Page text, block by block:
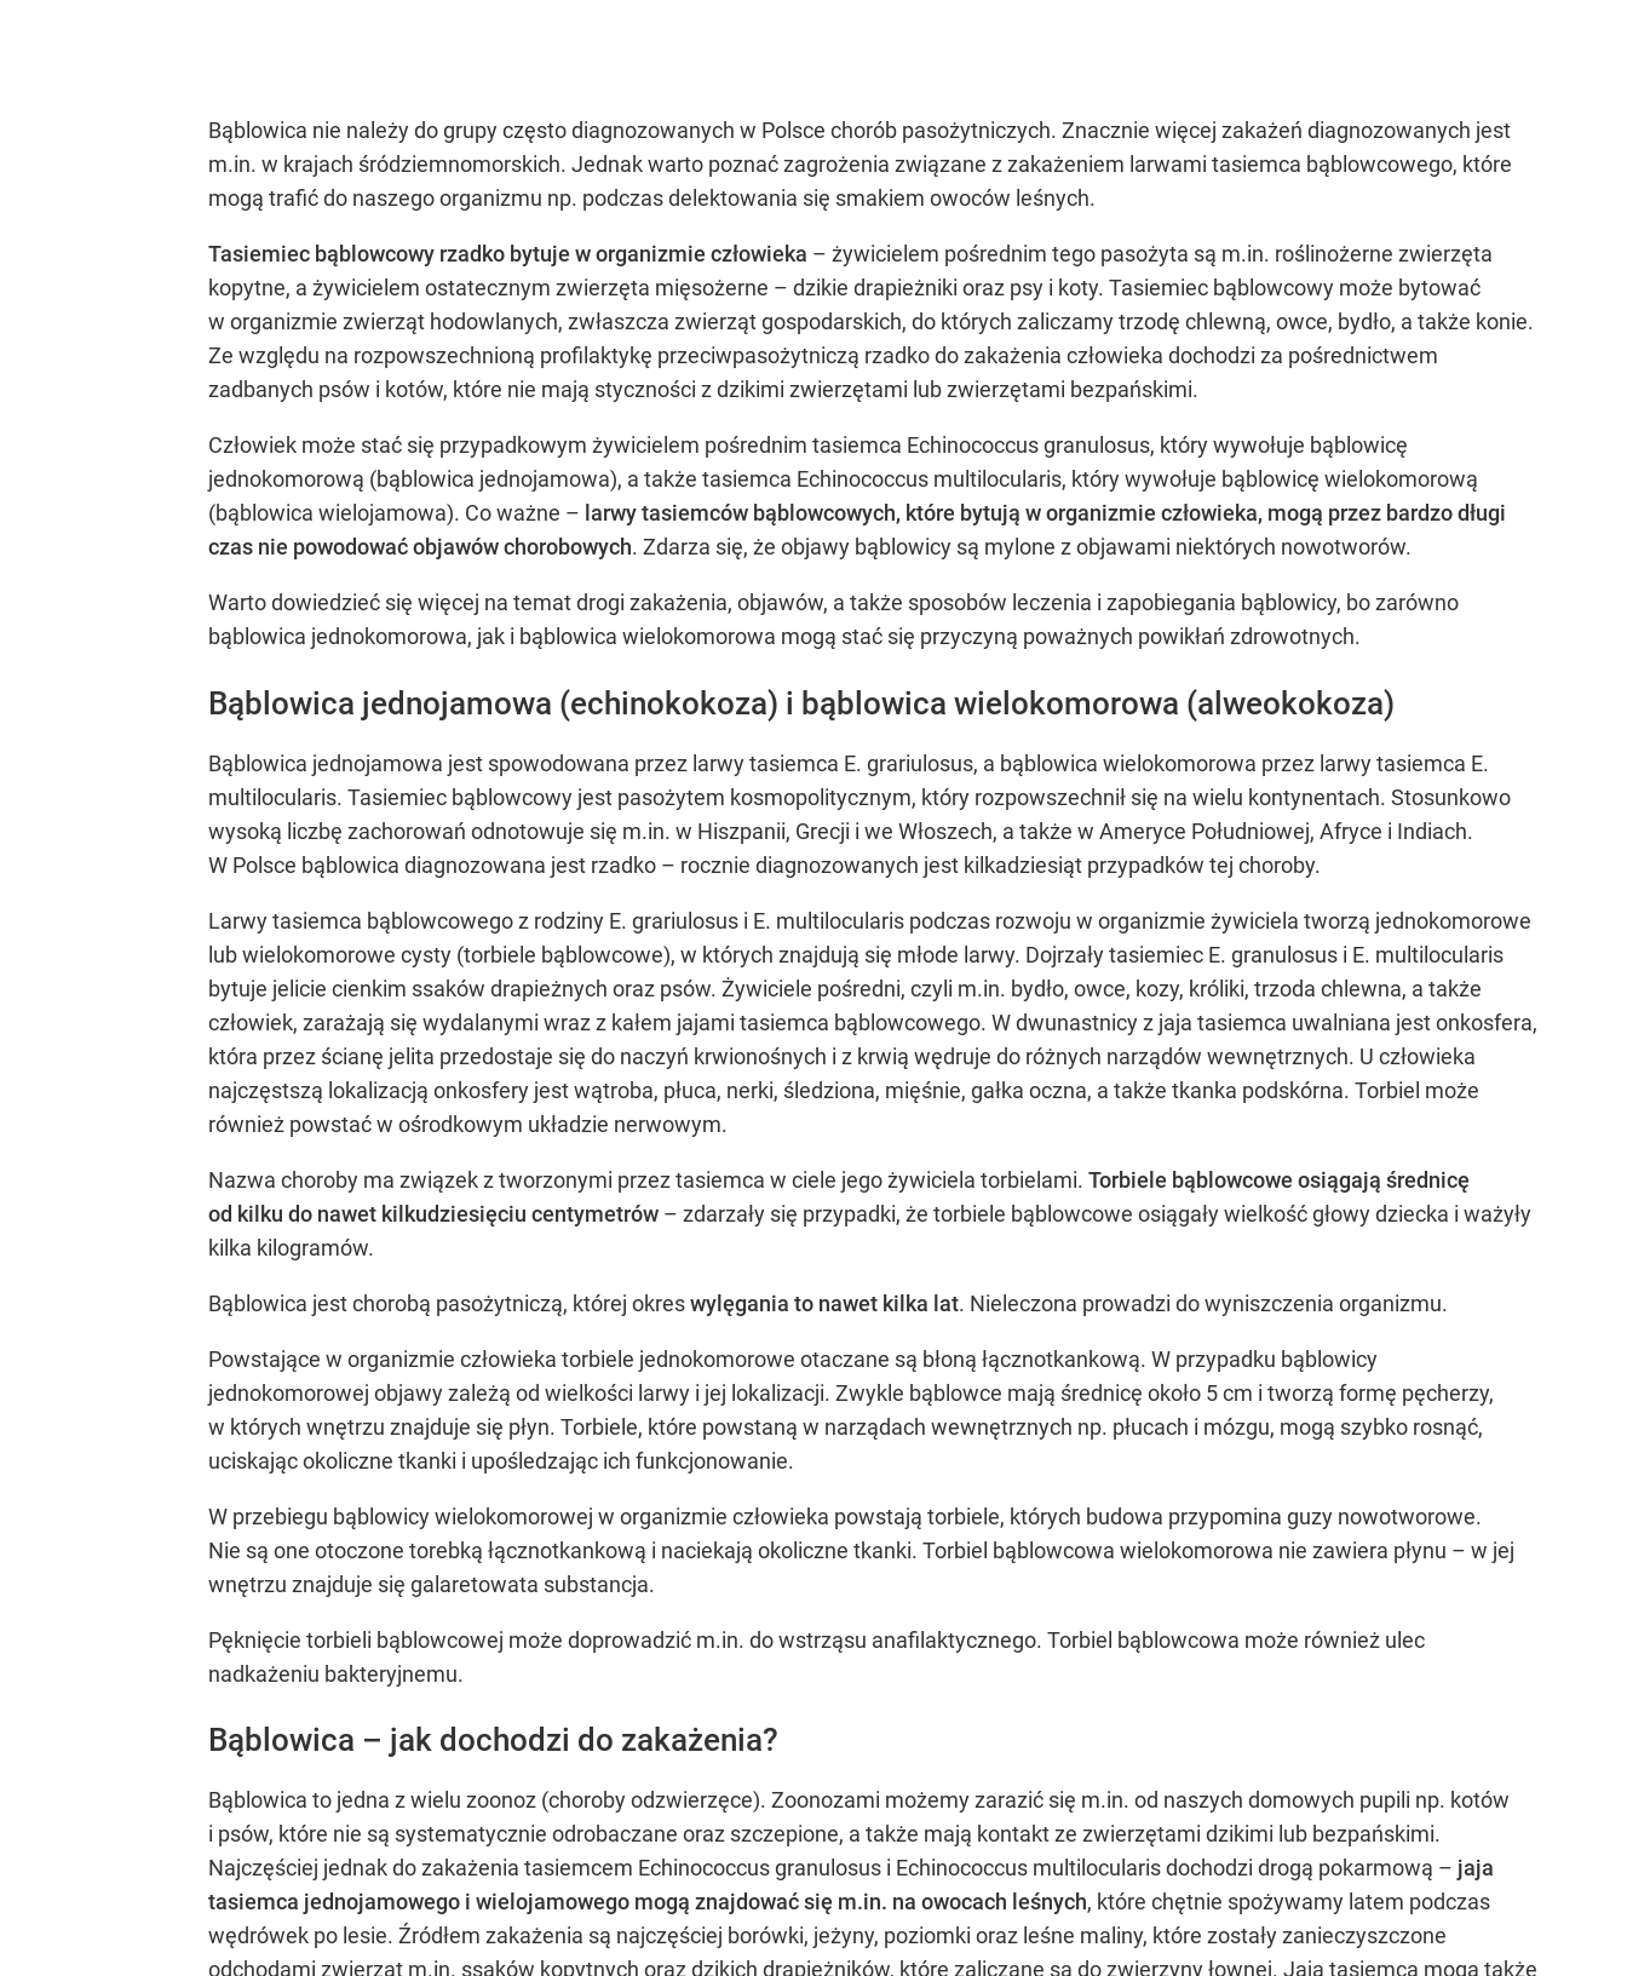
Bąblowica nie należy do grupy często diagnozowanych w Polsce chorób pasożytniczych. Znacznie więcej zakażeń diagnozowanych jest
m.in. w krajach śródziemnomorskich. Jednak warto poznać zagrożenia związane z zakażeniem larwami tasiemca bąblowcowego, które
mogą trafić do naszego organizmu np. podczas delektowania się smakiem owoców leśnych.
Tasiemiec bąblowcowy rzadko bytuje w organizmie człowieka – żywicielem pośrednim tego pasożyta są m.in. roślinożerne zwierzęta
kopytne, a żywicielem ostatecznym zwierzęta mięsożerne – dzikie drapieżniki oraz psy i koty. Tasiemiec bąblowcowy może bytować
w organizmie zwierząt hodowlanych, zwłaszcza zwierząt gospodarskich, do których zaliczamy trzodę chlewną, owce, bydło, a także konie.
Ze względu na rozpowszechnioną profilaktykę przeciwpasożytniczą rzadko do zakażenia człowieka dochodzi za pośrednictwem
zadbanych psów i kotów, które nie mają styczności z dzikimi zwierzętami lub zwierzętami bezpańskimi.
Człowiek może stać się przypadkowym żywicielem pośrednim tasiemca Echinococcus granulosus, który wywołuje bąblowicę
jednokomorową (bąblowica jednojamowa), a także tasiemca Echinococcus multilocularis, który wywołuje bąblowicę wielokomorową
(bąblowica wielojamowa). Co ważne – larwy tasiemców bąblowcowych, które bytują w organizmie człowieka, mogą przez bardzo długi
czas nie powodować objawów chorobowych. Zdarza się, że objawy bąblowicy są mylone z objawami niektórych nowotworów.
Warto dowiedzieć się więcej na temat drogi zakażenia, objawów, a także sposobów leczenia i zapobiegania bąblowicy, bo zarówno
bąblowica jednokomorowa, jak i bąblowica wielokomorowa mogą stać się przyczyną poważnych powikłań zdrowotnych.
Bąblowica jednojamowa (echinokokoza) i bąblowica wielokomorowa (alweokokoza)
Bąblowica jednojamowa jest spowodowana przez larwy tasiemca E. grariulosus, a bąblowica wielokomorowa przez larwy tasiemca E.
multilocularis. Tasiemiec bąblowcowy jest pasożytem kosmopolitycznym, który rozpowszechnił się na wielu kontynentach. Stosunkowo
wysoką liczbę zachorowań odnotowuje się m.in. w Hiszpanii, Grecji i we Włoszech, a także w Ameryce Południowej, Afryce i Indiach.
W Polsce bąblowica diagnozowana jest rzadko – rocznie diagnozowanych jest kilkadziesiąt przypadków tej choroby.
Larwy tasiemca bąblowcowego z rodziny E. grariulosus i E. multilocularis podczas rozwoju w organizmie żywiciela tworzą jednokomorowe
lub wielokomorowe cysty (torbiele bąblowcowe), w których znajdują się młode larwy. Dojrzały tasiemiec E. granulosus i E. multilocularis
bytuje jelicie cienkim ssaków drapieżnych oraz psów. Żywiciele pośredni, czyli m.in. bydło, owce, kozy, króliki, trzoda chlewna, a także
człowiek, zarażają się wydalanymi wraz z kałem jajami tasiemca bąblowcowego. W dwunastnicy z jaja tasiemca uwalniana jest onkosfera,
która przez ścianę jelita przedostaje się do naczyń krwionośnych i z krwią wędruje do różnych narządów wewnętrznych. U człowieka
najczęstszą lokalizacją onkosfery jest wątroba, płuca, nerki, śledziona, mięśnie, gałka oczna, a także tkanka podskórna. Torbiel może
również powstać w ośrodkowym układzie nerwowym.
Nazwa choroby ma związek z tworzonymi przez tasiemca w ciele jego żywiciela torbielami. Torbiele bąblowcowe osiągają średnicę
od kilku do nawet kilkudziesięciu centymetrów – zdarzały się przypadki, że torbiele bąblowcowe osiągały wielkość głowy dziecka i ważyły
kilka kilogramów.
Bąblowica jest chorobą pasożytniczą, której okreswylęgania to nawet kilka lat. Nieleczona prowadzi do wyniszczenia organizmu.
Powstające w organizmie człowieka torbiele jednokomorowe otaczane są błoną łącznotkankową. W przypadku bąblowicy
jednokomorowej objawy zależą od wielkości larwy i jej lokalizacji. Zwykle bąblowce mają średnicę około 5 cm i tworzą formę pęcherzy,
w których wnętrzu znajduje się płyn. Torbiele, które powstaną w narządach wewnętrznych np. płucach i mózgu, mogą szybko rosnąć,
uciskając okoliczne tkanki i upośledzając ich funkcjonowanie.
W przebiegu bąblowicy wielokomorowej w organizmie człowieka powstają torbiele, których budowa przypomina guzy nowotworowe.
Nie są one otoczone torebką łącznotkankową i naciekają okoliczne tkanki. Torbiel bąblowcowa wielokomorowa nie zawiera płynu – w jej
wnętrzu znajduje się galaretowata substancja.
Pęknięcie torbieli bąblowcowej może doprowadzić m.in. do wstrząsu anafilaktycznego. Torbiel bąblowcowa może również ulec
nadkażeniu bakteryjnemu.
Bąblowica – jak dochodzi do zakażenia?
Bąblowica to jedna z wielu zoonoz (choroby odzwierzęce). Zoonozami możemy zarazić się m.in. od naszych domowych pupili np. kotów
i psów, które nie są systematycznie odrobaczane oraz szczepione, a także mają kontakt ze zwierzętami dzikimi lub bezpańskimi.
Najczęściej jednak do zakażenia tasiemcem Echinococcus granulosus i Echinococcus multilocularis dochodzi drogą pokarmową – jaja
tasiemca jednojamowego i wielojamowego mogą znajdować się m.in. na owocach leśnych, które chętnie spożywamy latem podczas
wędrówek po lesie. Źródłem zakażenia są najczęściej borówki, jeżyny, poziomki oraz leśne maliny, które zostały zanieczyszczone
odchodami zwierząt m.in. ssaków kopytnych oraz dzikich drapieżników, które zaliczane są do zwierzyny łownej. Jaja tasiemca mogą także